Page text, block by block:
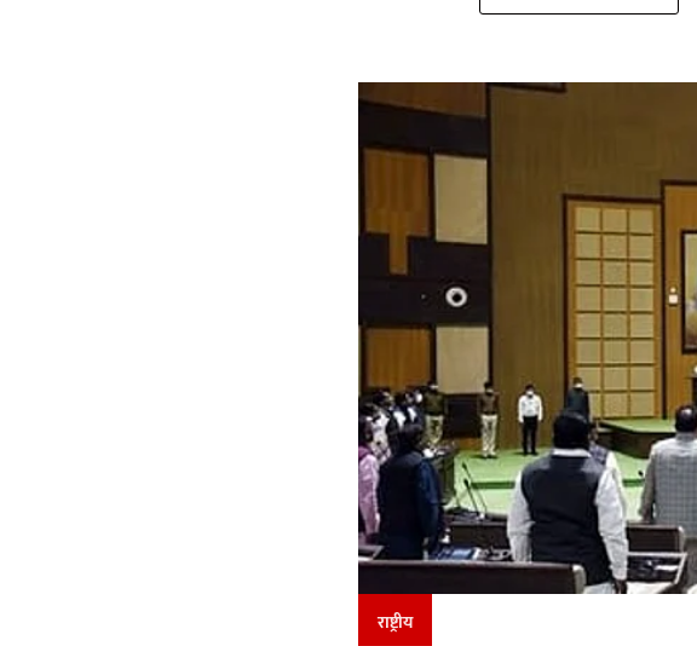
राष्ट्रीय